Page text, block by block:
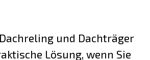
und Dachträger
Lösung, wenn Sie